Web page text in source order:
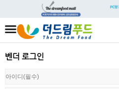
벤더 로그인